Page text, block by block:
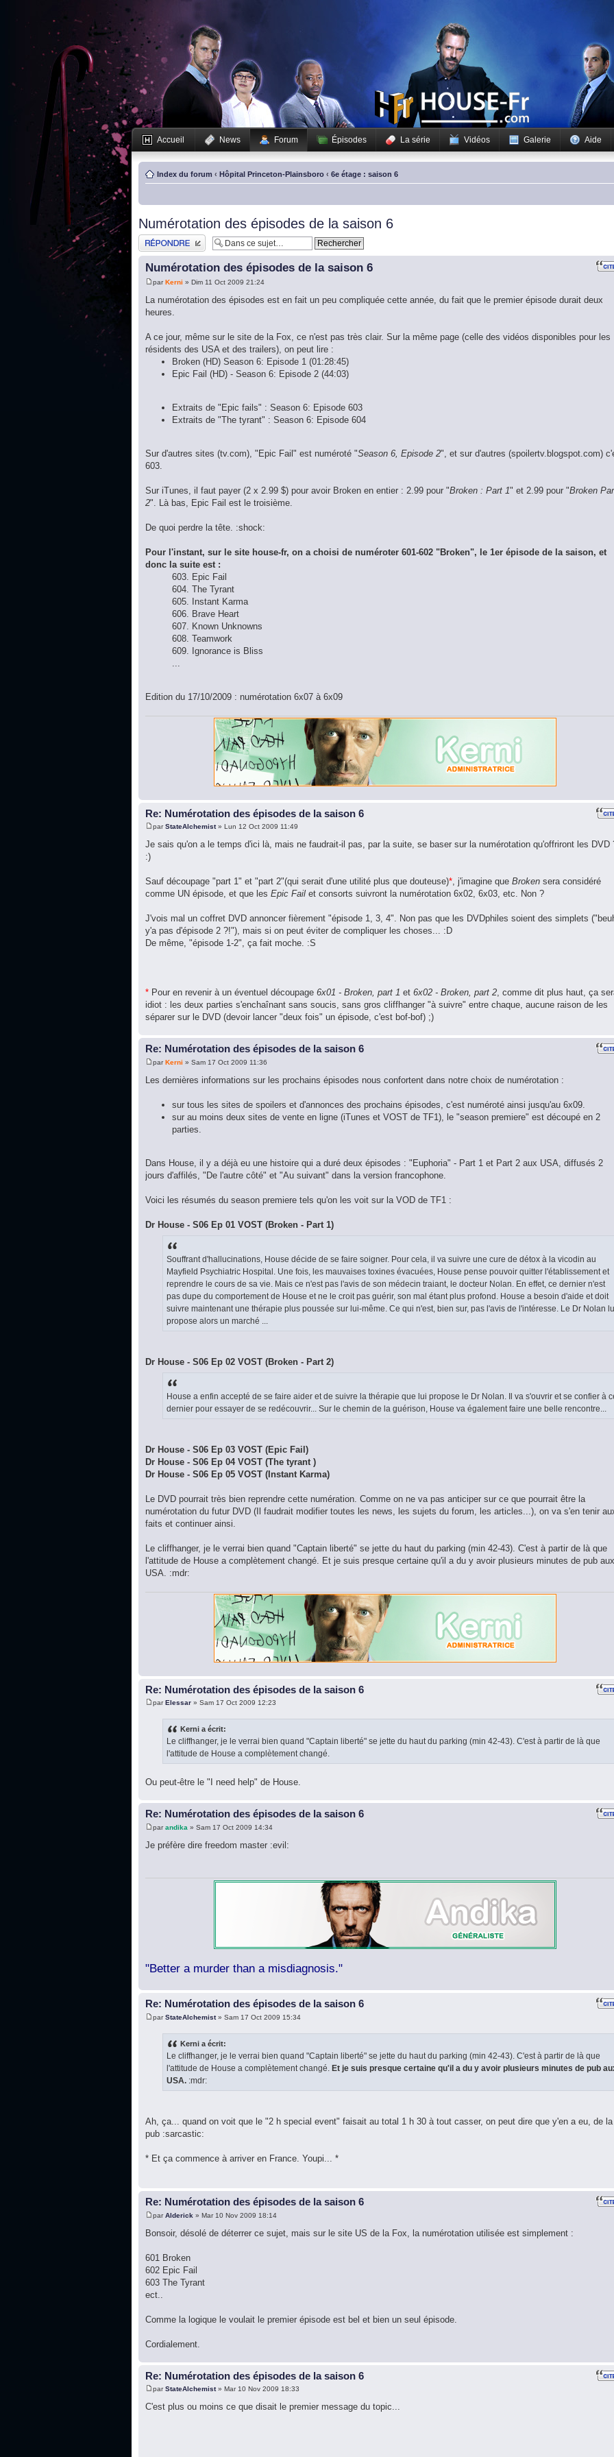
Accueil News Forum Épisodes La série Vidéos Galerie Aide
Index du forum ‹ Hôpital Princeton-Plainsboro ‹ 6e étage : saison 6
Numérotation des épisodes de la saison 6
Publier une réponse
Numérotation des épisodes de la saison 6
parKerni » Dim 11 Oct 2009 21:24
La numérotation des épisodes est en fait un peu compliquée cette année, du fait que le premier épisode durait deux
heures.
A ce jour, même sur le site de la Fox, ce n'est pas très clair. Sur la même page (celle des vidéos disponibles pour les
résidents des USA et des trailers), on peut lire :
Broken (HD) Season 6: Episode 1 (01:28:45)
Epic Fail (HD) - Season 6: Episode 2 (44:03)
Extraits de "Epic fails" : Season 6: Episode 603
Extraits de "The tyrant" : Season 6: Episode 604
Sur d'autres sites (tv.com), "Epic Fail" est numéroté "Season 6, Episode 2", et sur d'autres (spoilertv.blogspot.com)
603.
Sur iTunes, il faut payer (2 x 2.99 $) pour avoir Broken en entier : 2.99 pour "Broken : Part 1" et 2.99 pour "Broken
2". Là bas, Epic Fail est le troisième.
De quoi perdre la tête. :shock:
Pour l'instant, sur le site house-fr, on a choisi de numéroter 601-602 "Broken", le 1er épisode de la saison, et
donc la suite est :
603. Epic Fail
604. The Tyrant
605. Instant Karma
606. Brave Heart
607. Known Unknowns
608. Teamwork
609. Ignorance is Bliss
...
Edition du 17/10/2009 : numérotation 6x07 à 6x09
Re: Numérotation des épisodes de la saison 6
parStateAlchemist» Lun 12 Oct 2009 11:49
Je sais qu'on a le temps d'ici là, mais ne faudrait-il pas, par la suite, se baser sur la numérotation qu'offriront les DVD
:)
Sauf découpage "part 1" et "part 2"(qui serait d'une utilité plus que douteuse)*, j'imagine que Broken sera considéré
comme UN épisode, et que les Epic Fail et consorts suivront la numérotation 6x02, 6x03, etc. Non ?
J'vois mal un coffret DVD annoncer fièrement "épisode 1, 3, 4". Non pas que les DVDphiles soient des simplets
y'a pas d'épisode 2 ?!"), mais si on peut éviter de compliquer les choses... :D
De même, "épisode 1-2", ça fait moche. :S
* Pour en revenir à un éventuel découpage 6x01 - Broken, part 1 et 6x02 - Broken, part 2, comme dit plus haut, ça
idiot : les deux parties s'enchaînant sans soucis, sans gros cliffhanger "à suivre" entre chaque, aucune raison de les
séparer sur le DVD (devoir lancer "deux fois" un épisode, c'est bof-bof) ;)
Re: Numérotation des épisodes de la saison 6
parKerni » Sam 17 Oct 2009 11:36
Les dernières informations sur les prochains épisodes nous confortent dans notre choix de numérotation :
sur tous les sites de spoilers et d'annonces des prochains épisodes, c'est numéroté ainsi jusqu'au 6x09.
sur au moins deux sites de vente en ligne (iTunes et VOST de TF1), le "season premiere" est découpé en 2
parties.
Dans House, il y a déjà eu une histoire qui a duré deux épisodes : "Euphoria" - Part 1 et Part 2 aux USA, diffusés 2
jours d'affilés, "De l'autre côté" et "Au suivant" dans la version francophone.
Voici les résumés du season premiere tels qu'on les voit sur la VOD de TF1 :
Dr House - S06 Ep 01 VOST (Broken - Part 1)
Souffrant d'hallucinations, House décide de se faire soigner. Pour cela, il va suivre une cure de détox à la vicodin au
Mayfield Psychiatric Hospital. Une fois, les mauvaises toxines évacuées, House pense pouvoir quitter l'établissement et
reprendre le cours de sa vie. Mais ce n'est pas l'avis de son médecin traiant, le docteur Nolan. En effet, ce dernier n'est
pas dupe du comportement de House et ne le croit pas guérir, son mal étant plus profond. House a besoin d'aide et doit
suivre maintenant une thérapie plus poussée sur lui-même. Ce qui n'est, bien sur, pas l'avis de l'intéresse. Le Dr Nolan
propose alors un marché ...
Dr House - S06 Ep 02 VOST (Broken - Part 2)
House a enfin accepté de se faire aider et de suivre la thérapie que lui propose le Dr Nolan. Il va s'ouvrir et se confier à
dernier pour essayer de se redécouvrir... Sur le chemin de la guérison, House va également faire une belle rencontre...
Dr House - S06 Ep 03 VOST (Epic Fail)
Dr House - S06 Ep 04 VOST (The tyrant )
Dr House - S06 Ep 05 VOST (Instant Karma)
Le DVD pourrait très bien reprendre cette numération. Comme on ne va pas anticiper sur ce que pourrait être la
numérotation du futur DVD (Il faudrait modifier toutes les news, les sujets du forum, les articles...), on va s'en tenir
faits et continuer ainsi.
Le cliffhanger, je le verrai bien quand "Captain liberté" se jette du haut du parking (min 42-43). C'est à partir de là que
l'attitude de House a complètement changé. Et je suis presque certaine qu'il a du y avoir plusieurs minutes de pub aux
USA. :mdr:
Re: Numérotation des épisodes de la saison 6
parElessar » Sam 17 Oct 2009 12:23
Kerni a écrit:
Le cliffhanger, je le verrai bien quand "Captain liberté" se jette du haut du parking (min 42-43). C'est à partir de là que
l'attitude de House a complètement changé.
Ou peut-être le "I need help" de House.
Re: Numérotation des épisodes de la saison 6
parandika » Sam 17 Oct 2009 14:34
Je préfère dire freedom master :evil:
"Better a murder than a misdiagnosis."
Re: Numérotation des épisodes de la saison 6
parStateAlchemist» Sam 17 Oct 2009 15:34
Kerni a écrit:
Le cliffhanger, je le verrai bien quand "Captain liberté" se jette du haut du parking (min 42-43). C'est à partir de là que
l'attitude de House a complètement changé. Et je suis presque certaine qu'il a du y avoir plusieurs minutes de pub
USA. :mdr:
Ah, ça... quand on voit que le "2 h special event" faisait au total 1 h 30 à tout casser, on peut dire que y'en a eu, de la
pub :sarcastic:
* Et ça commence à arriver en France. Youpi... *
Re: Numérotation des épisodes de la saison 6
parAlderick » Mar 10 Nov 2009 18:14
Bonsoir, désolé de déterrer ce sujet, mais sur le site US de la Fox, la numérotation utilisée est simplement :
601 Broken
602 Epic Fail
603 The Tyrant
ect..
Comme la logique le voulait le premier épisode est bel et bien un seul épisode.
Cordialement.
Re: Numérotation des épisodes de la saison 6
parStateAlchemist» Mar 10 Nov 2009 18:33
C'est plus ou moins ce que disait le premier message du topic...